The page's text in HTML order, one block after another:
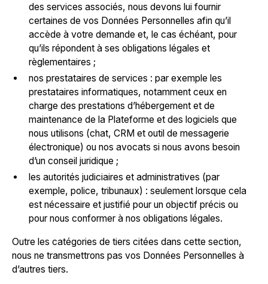
des services associés, nous devons lui fournir
certaines de vos Données Personnelles afin qu’il
accède à votre demande et, le cas échéant, pour
qu’ils répondent à ses obligations légales et
règlementaires ;
nos prestataires de services : par exemple les
prestataires informatiques, notamment ceux en
charge des prestations d’hébergement et de
maintenance de la Plateforme et des logiciels que
nous utilisons (chat, CRM et outil de messagerie
électronique) ou nos avocats si nous avons besoin
d’un conseil juridique ;
les autorités judiciaires et administratives (par
exemple, police, tribunaux) : seulement lorsque cela
est nécessaire et justifié pour un objectif précis ou
pour nous conformer à nos obligations légales.
Outre les catégories de tiers citées dans cette section,
nous ne transmettrons pas vos Données Personnelles à
d’autres tiers.